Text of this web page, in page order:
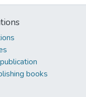
books